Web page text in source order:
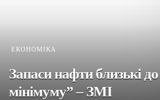
ЕКОНОМІКА
Запаси нафти близькі
мінімуму” – ЗМІ